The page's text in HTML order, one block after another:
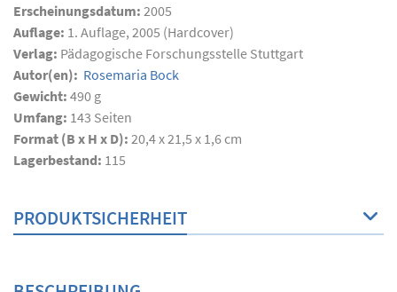
Erscheinungsdatum: 2005
Auflage: 1. Auflage, 2005 (Hardcover)
Verlag: Pädagogische Forschungsstelle Stuttgart
Autor(en): Rosemaria Bock
Gewicht: 490 g
Umfang: 143 Seiten
Format (B x H x D): 20,4 x 21,5 x 1,6 cm
Lagerbestand: 115
PRODUKTSICHERHEIT